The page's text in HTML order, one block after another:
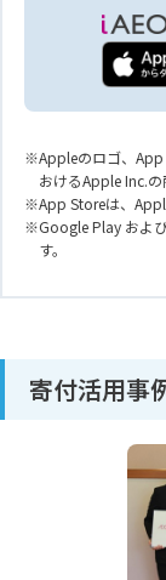
Appleのロゴ、
おけるApple Inc.の
App Storeは、
Google Play およ
す。
寄付活用事